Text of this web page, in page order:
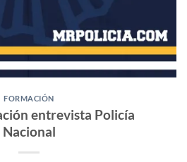
FORMACIÓN
entrevista Policía
Nacional